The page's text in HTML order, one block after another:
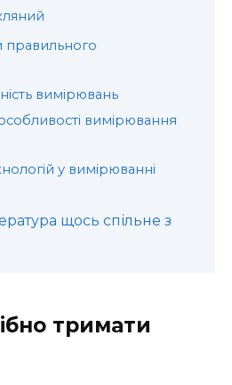
правильного
вимірювань
вимірювання
у вимірюванні
щось спільне з
тримати